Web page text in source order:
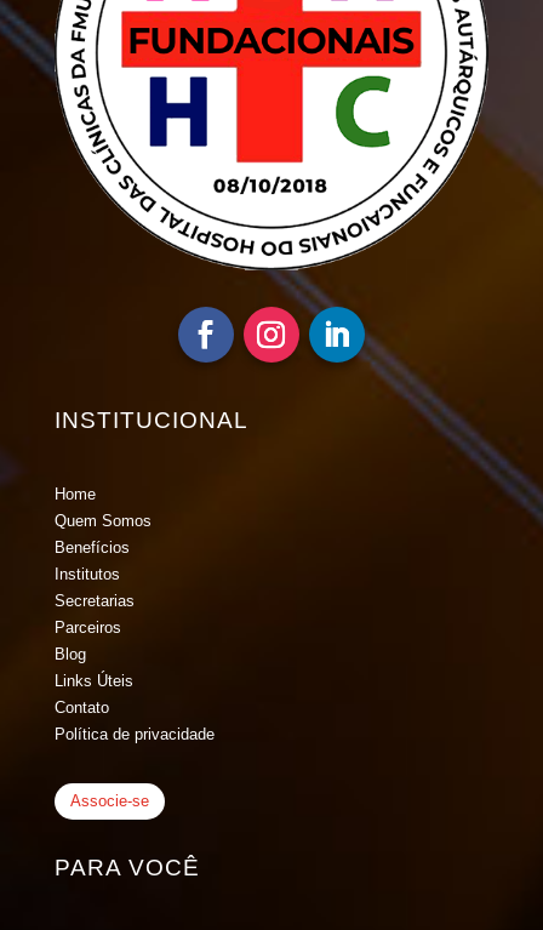
INSTITUCIONAL
Home
Quem Somos
Benefícios
Institutos
Secretarias
Parceiros
Blog
Links Úteis
Contato
Política de privacidade
Associe-se
PARA VOCÊ